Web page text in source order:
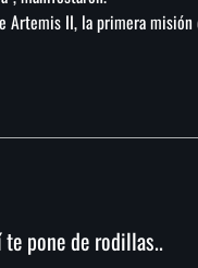
Artemis II, la primera
pone de rodillas..